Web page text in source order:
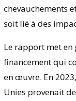
chevauchements
soit lié à des
Le rapport met
financement qui
en œuvre. En
Unies provenait